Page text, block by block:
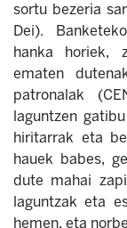
sortu bezeria
Dei).
hanka horiek,
ematen
patronalak
laguntzen
hiritarrak eta
hauek babes,
dute mahai
laguntzak eta
hemen, eta